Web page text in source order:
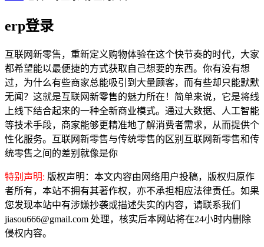
erp登录
互联网新零售，重新定义购物体验在这个快节奏的时代，大家
都希望能以最便捷的方式获取自己想要的东西。你有没有想
过，为什么有些商家总能吸引到大量顾客，而有些却只能默默
无闻？这就是互联网新零售的魅力所在！简单来说，它是将线
上线下结合起来的一种全新商业模式。通过大数据、人工智能
等技术手段，商家能够更精准地了解消费者需求，从而提供个
性化服务。互联网新零售与传统零售的区别互联网新零售和传
统零售之间的差别就像是你
特别声明: 版权声明：本文内容由网络用户投稿，版权归原作
者所有，本站不拥有其著作权，亦不承担相应法律责任。如果
您发现本站中有涉嫌抄袭或描述失实的内容，请联系我们
jiasou666@gmail.com 处理，核实后本网站将在24小时内删除
侵权内容。